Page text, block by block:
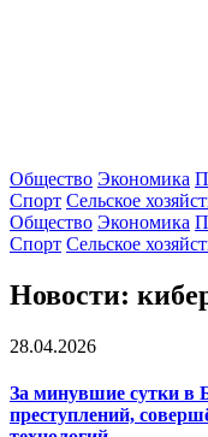
Общество Экономика
Спорт Сельское
Общество Экономика
Спорт Сельское
Новости:
28.04.2026
За минувшие сутки в
преступлений,